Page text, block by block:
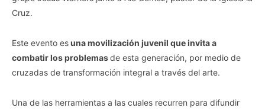
Cruz.
Este evento esuna movilización juvenil que invita a
combatir los problemasde esta generación, por medio de
cruzadas de transformación integral a través del arte.
Una de las herramientas a las cuales recurren para difundir